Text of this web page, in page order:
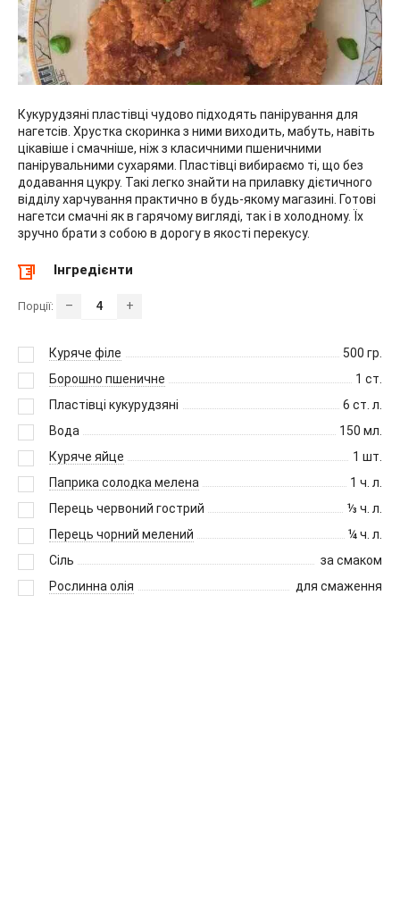
Кукурудзяні пластівці чудово підходять панірування для
нагетсів. Хрустка скоринка з ними виходить, мабуть, навіть
цікавіше і смачніше, ніж з класичними пшеничними
панірувальними сухарями. Пластівці вибираємо ті, що без
додавання цукру. Такі легко знайти на прилавку дієтичного
відділу харчування практично в будь-якому магазині. Готові
нагетси смачні як в гарячому вигляді, так і в холодному. Їх
зручно брати з собою в дорогу в якості перекусу.
Інгредієнти
Порції: – +
Куряче філе 500 гр.
Борошно пшеничне
1 ст.
Пластівці кукурудзяні
6 ст. л.
Вода
150 мл.
Куряче яйце
1 шт.
Паприка солодка мелена
1 ч. л.
Перець червоний гострий
⅓ ч. л.
Перець чорний мелений
¼ч. л.
Сіль
за смаком
Рослинна олія
для смаження